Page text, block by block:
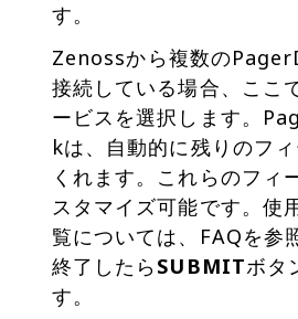
す。
Zenossから複数の
接続している場合、ここ
ービスを選択します。
kは、自動的に残りのフ
くれます。これらのフィ
スタマイズ可能です。使
覧については、FAQを参
終了したらSUBMITボタ